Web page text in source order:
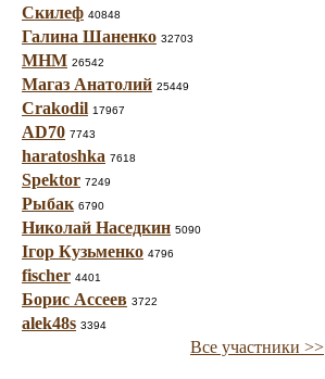
Скилеф 40848
Галина Шаненко 32703
МНМ 26542
Магаз Анатолий 25449
Crakodil 17967
AD70 7743
haratoshka 7618
Spektor 7249
Рыбак 6790
Николай Наседкин 5090
Ігор Кузьменко 4796
fischer 4401
Борис Ассеев 3722
alek48s 3394
Все участники >>